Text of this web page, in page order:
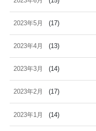
2023年5月 (17)
2023年4月 (13)
2023年3月 (14)
2023年2月 (17)
2023年1月 (14)